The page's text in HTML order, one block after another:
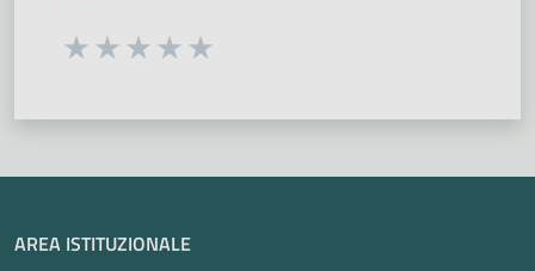
Seleziona una valutazione da 1 a 5 stelle
AREA ISTITUZIONALE